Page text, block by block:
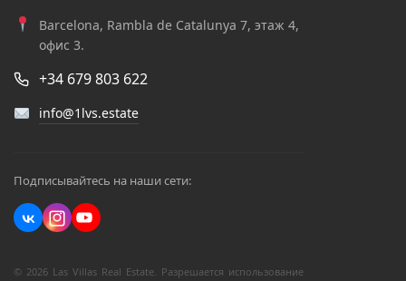
Barcelona, Rambla de Catalunya 7, этаж 4,
офис 3.
+34 679 803 622
info@1lvs.estate
Подписывайтесь на наши сети:
© 2026 Las Villas Real Estate. Разрешается использование